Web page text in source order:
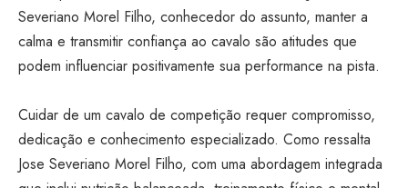
Severiano Morel Filho, conhecedor do assunto, manter a
calma e transmitir confiança ao cavalo são atitudes que
podem influenciar positivamente sua performance na pista.
Cuidar de um cavalo de competição requer compromisso,
dedicação e conhecimento especializado. Como ressalta
Jose Severiano Morel Filho, com uma abordagem integrada